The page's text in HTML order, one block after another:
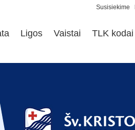
Susisiekime
Ligos Vaistai TLK kodai